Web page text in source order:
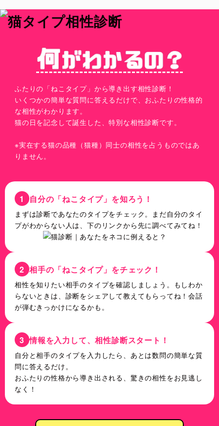
ふたりの「ねこタイプ」から導き出す相性診断！
いくつかの簡単な質問に答えるだけで、おふたりの性格的
な相性がわかります。
猫の日を記念して誕生した、特別な相性診断です。
※実在する猫の品種（猫種）同士の相性を占うものではあ
りません。
1 自分の「ねこタイプ」を知ろう！
まずは診断であなたのタイプをチェック。まだ自分のタイ
プがわからない人は、下のリンクから先に調べてみてね！
2 相手の「ねこタイプ」をチェック！
相性を知りたい相手のタイプを確認しましょう。もしわか
らないときは、診断をシェアして教えてもらってね！会話
が弾むきっかけになるかも。
3 情報を入力して、相性診断スタート！
自分と相手のタイプを入力したら、あとは数問の簡単な質
問に答えるだけ。
おふたりの性格から導き出される、驚きの相性をお見逃し
なく！